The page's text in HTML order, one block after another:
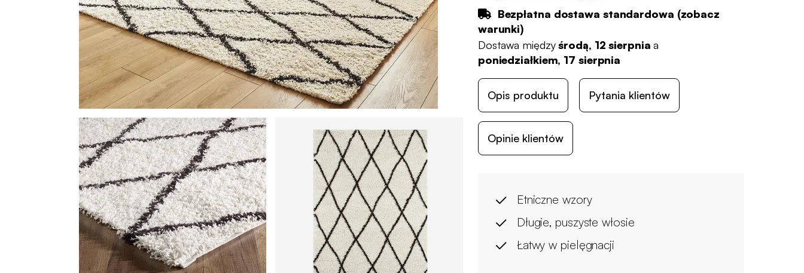
Bezpłatna dostawa standardowa (zobacz
warunki)
Dostawa międzyśrodą, 12 sierpnia a
poniedziałkiem, 17 sierpnia
Opis produktu Pytania klientów
Opinie klientów
Etniczne wzory
Długie, puszyste włosie
Łatwy w pielęgnacji